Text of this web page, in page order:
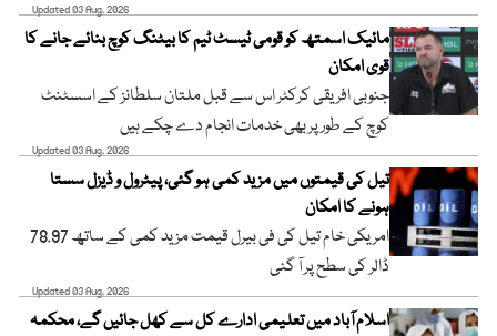
Updated 03 Aug, 2026
مائیک اسمتھ کو قومی ٹیسٹ ٹیم کا بیٹنگ کوچ بنائے جانے کا
قوی امکان
جنوبی افریقی کرکٹر اس سے قبل ملتان سلطانز کے اسسٹنٹ
کوچ کے طور پر بھی خدمات انجام دے چکے ہیں
Updated 03 Aug, 2026
تیل کی قیمتوں میں مزید کمی ہو گئی، پیٹرول و ڈیزل سستا
ہونے کا امکان
امریکی خام تیل کی فی بیرل قیمت مزید کمی کے ساتھ 78.97
ڈالر کی سطح پر آ گئی
Updated 03 Aug, 2026
اسلام آباد میں تعلیمی ادارے کل سے کھل جائیں گے، محکمہ